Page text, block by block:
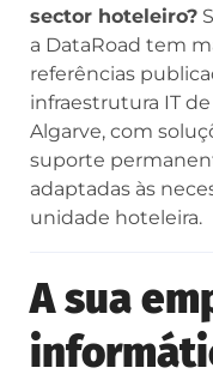
sector hoteleiro?
a DataRoad tem
referências
infraestrutura IT
Algarve, com
suporte
adaptadas às
unidade hoteleira.
A sua